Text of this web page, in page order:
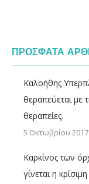
ΠΡΟΣΦΑΤΑ
Καλοήθης
θεραπεύεται με
θεραπείες.
5 Οκτωβρίου 2017
Καρκίνος των
γίνεται η